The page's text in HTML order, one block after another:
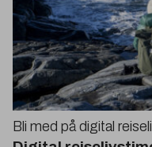
Bli med på digital